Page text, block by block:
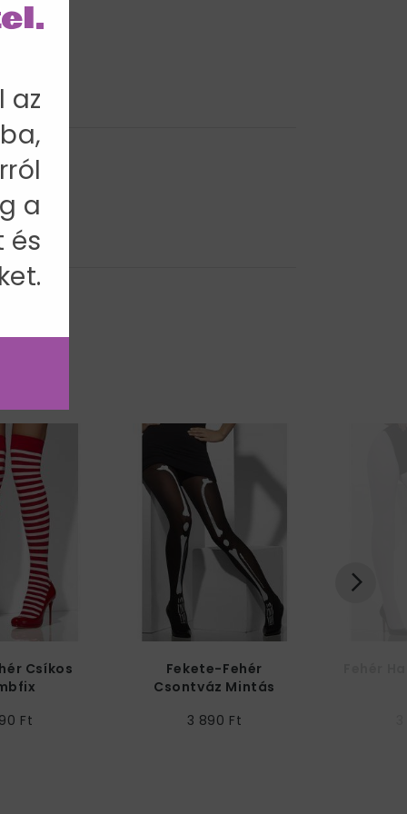
Csíkos
Ft
Fekete-Fehér
Csontváz Mintás
3 890 Ft
az
a
és